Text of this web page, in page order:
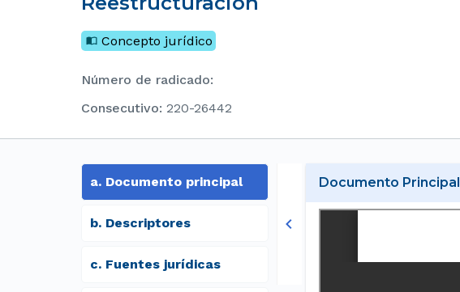
Concepto jurídico
Número de radicado:
consecutivo: 220-26442
a. Documento principal
b. Descriptores
c. Fuentes jurídicas
Documento Principal